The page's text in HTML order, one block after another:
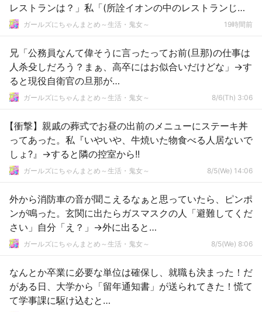
レストランは？」私「(所詮イオンの中のレストランじゃ
ないか…)」
ガールズにちゃんまとめ～生活・鬼女～ 19時間前
兄「公務員なんて偉そうに言ったってお前(旦那)の仕事は
人杀殳しだろう？まぁ、高卒にはお似合いだけどな」→す
ると現役自衛官の旦那が…
ガールズにちゃんまとめ～生活・鬼女～ 8/6(Th) 3:06
【衝撃】親戚の葬式でお昼の出前のメニューにステーキ丼
ってあった。私『いやいや、牛焼いた物食べる人居ないで
しょ?』→すると隣の控室から!!
ガールズにちゃんまとめ～生活・鬼女～ 8/5(We) 14:06
外から消防車の音が聞こえるなぁと思っていたら、ピンポ
ンが鳴った。玄関に出たらガスマスクの人「避難してくだ
さい」自分「え？」→外に出ると…
ガールズにちゃんまとめ～生活・鬼女～ 8/5(We) 8:06
なんとか卒業に必要な単位は確保し、就職も決まった！だ
がある日、大学から「留年通知書」が送られてきた！慌て
て学事課に駆け込むと…